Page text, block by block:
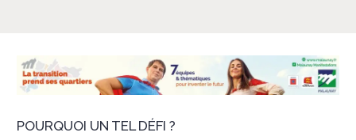
POURQUOI UN TEL DÉFI ?